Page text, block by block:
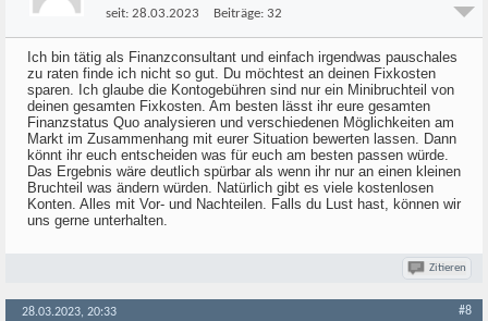
seit: 28.03.2023 Beiträge: 32
Ich bin tätig als Finanzconsultant und einfach irgendwas pauschales
zu raten finde ich nicht so gut. Du möchtest an deinen Fixkosten
sparen. Ich glaube die Kontogebühren sind nur ein Minibruchteil von
deinen gesamten Fixkosten. Am besten lässt ihr eure gesamten
Finanzstatus Quo analysieren und verschiedenen Möglichkeiten am
Markt im Zusammenhang mit eurer Situation bewerten lassen. Dann
könnt ihr euch entscheiden was für euch am besten passen würde.
Das Ergebnis wäre deutlich spürbar als wenn ihr nur an einen kleinen
Bruchteil was ändern würden. Natürlich gibt es viele kostenlosen
Konten. Alles mit Vor- und Nachteilen. Falls du Lust hast, können wir
uns gerne unterhalten.
Zitieren
28.03.2023, 20:33 #8